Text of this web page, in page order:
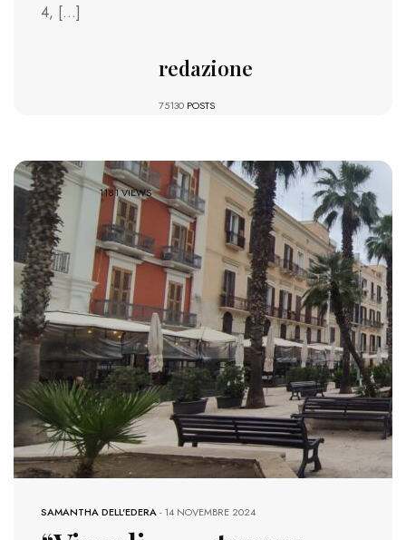
4, […]
redazione
75130 POSTS
1181 VIEWS
SAMANTHA DELL'EDERA-14 NOVEMBRE 2024